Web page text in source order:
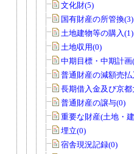
文化財(5)
国有財産の所管換(3)
土地建物等の購入(1)
土地収用(0)
中期目標・中期計画
普通財産の減額売払
長期借入金及び京都
普通財産の譲与(0)
重要な財産(土地・建
埋立(0)
宿舎現況記録(0)